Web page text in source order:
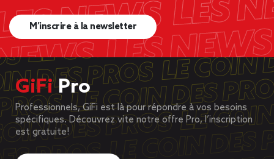
M’inscrire à la newsletter
GiFiPro
Professionnels, GiFi est là pour répondre à vos besoins
spécifiques. Découvrez vite notre offre Pro, l’inscription
est gratuite!